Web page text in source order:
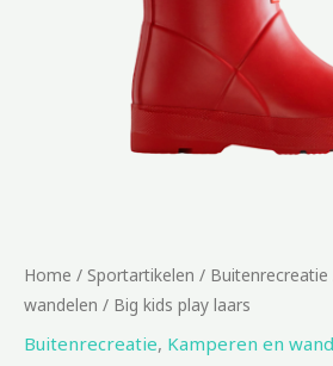
Home / Sportartikelen / Buitenrecreatie
wandelen / Big kids play laars
Buitenrecreatie, Kamperen en